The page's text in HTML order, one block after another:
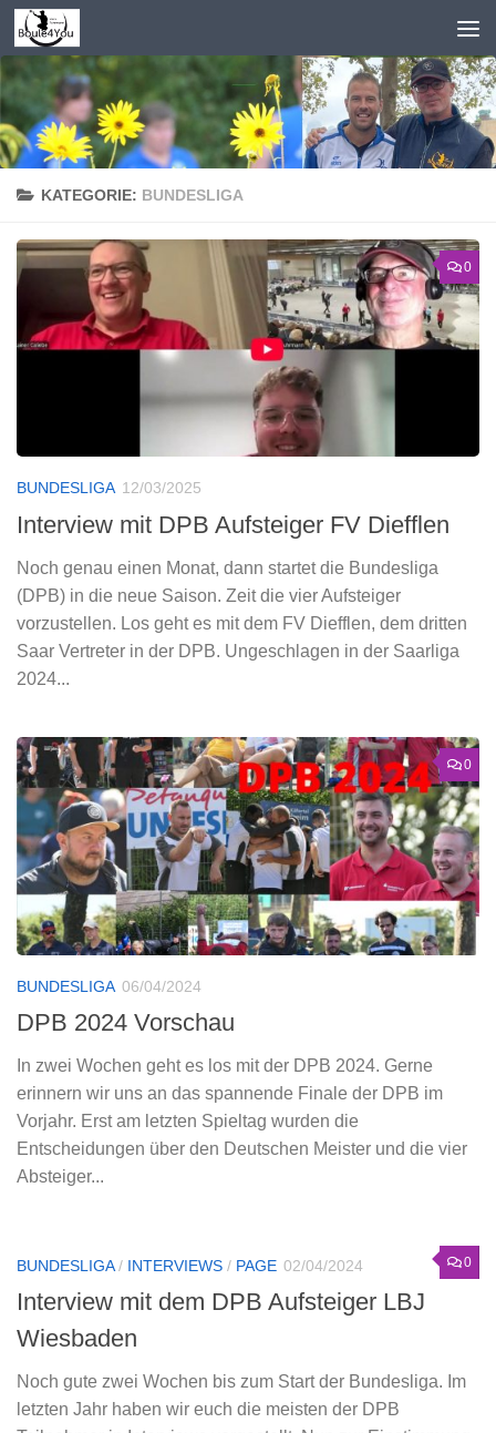
Zum Inhalt springen
KATEGORIE: BUNDESLIGA
0
BUNDESLIGA 12/03/2025
Interview mit DPB Aufsteiger FV Diefflen
Noch genau einen Monat, dann startet die Bundesliga
(DPB) in die neue Saison. Zeit die vier Aufsteiger
vorzustellen. Los geht es mit dem FV Diefflen, dem dritten
Saar Vertreter in der DPB. Ungeschlagen in der Saarliga
2024...
0
BUNDESLIGA 06/04/2024
DPB 2024 Vorschau
In zwei Wochen geht es los mit der DPB 2024. Gerne
erinnern wir uns an das spannende Finale der DPB im
Vorjahr. Erst am letzten Spieltag wurden die
Entscheidungen über den Deutschen Meister und die vier
Absteiger...
0
BUNDESLIGA/ INTERVIEWS / PAGE 02/04/2024
Interview mit dem DPB Aufsteiger LBJ
Wiesbaden
Noch gute zwei Wochen bis zum Start der Bundesliga. Im
letzten Jahr haben wir euch die meisten der DPB